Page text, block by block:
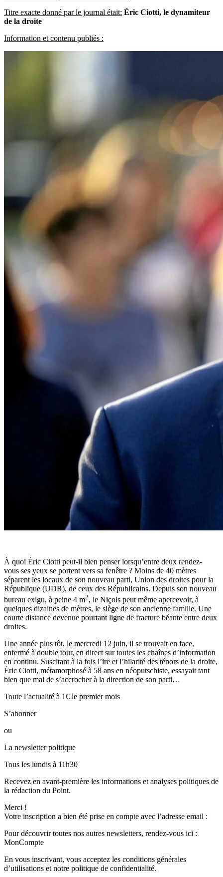
Titre exacte donné par le journal était: Éric Ciotti, le dynamiteur
de la droite
Information et contenu publiés :
À quoi Éric Ciotti peut-il bien penser lorsqu’entre deux rendez-
vous ses yeux se portent vers sa fenêtre ? Moins de 40 mètres
séparent les locaux de son nouveau parti, Union des droites pour la
République (UDR), de ceux des Républicains. Depuis son nouveau
bureau exigu, à peine 4 m2, le Niçois peut même apercevoir, à
quelques dizaines de mètres, le siège de son ancienne famille. Une
courte distance devenue pourtant ligne de fracture béante entre deux
droites.
Une année plus tôt, le mercredi 12 juin, il se trouvait en face,
enfermé à double tour, en direct sur toutes les chaînes d’information
en continu. Suscitant à la fois l’ire et l’hilarité des ténors de la droite,
Éric Ciotti, métamorphosé à 58 ans en néoputschiste, essayait tant
bien que mal de s’accrocher à la direction de son parti…
Toute l’actualité à 1€ le premier mois
S’abonner
ou
La newsletter politique
Tous les lundis à 11h30
Recevez en avant-première les informations et analyses politiques de
la rédaction du Point.
Merci !
Votre inscription a bien été prise en compte avec l’adresse email :
Pour découvrir toutes nos autres newsletters, rendez-vous ici :
MonCompte
En vous inscrivant, vous acceptez les conditions générales
d’utilisations et notre politique de confidentialité.